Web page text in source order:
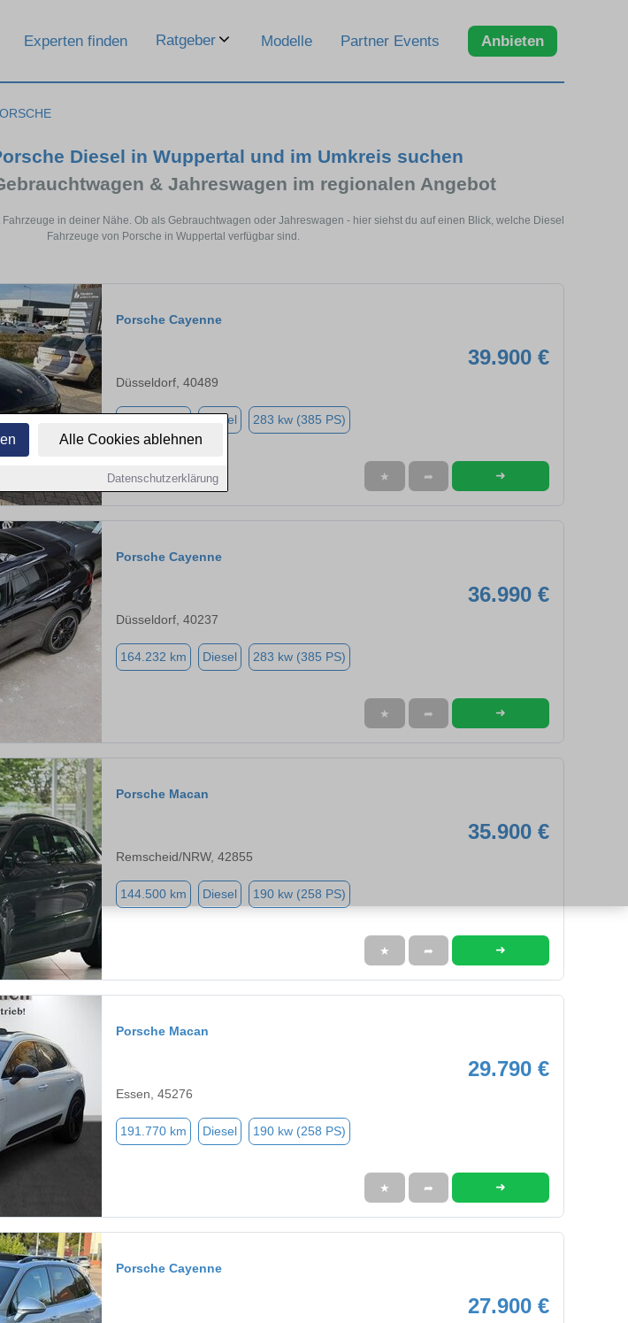
Alle Cookies ablehnen
Datenschutzerklärung
Experten finden Ratgeber Modelle Partner Events Anbieten
Diesel in Wuppertal und im Umkreis suchen
& Jahreswagen im regionalen Angebot
in deiner Nähe. Ob als Gebrauchtwagen oder Jahreswagen - hier siehst du auf einen Blick, welche Diesel
Fahrzeuge von Porsche in Wuppertal verfügbar sind.
Porsche Cayenne
39.900 €
Düsseldorf, 40489
Diesel 283 kw (385 PS)
★ ➦ ➜
Porsche Cayenne
36.990 €
Düsseldorf, 40237
164.232 km Diesel 283 kw (385 PS)
★ ➦ ➜
Porsche Macan
35.900 €
Remscheid/NRW, 42855
144.500 km Diesel 190 kw (258 PS)
★ ➦ ➜
Porsche Macan
29.790 €
Essen, 45276
191.770 km Diesel 190 kw (258 PS)
★ ➦ ➜
Porsche Cayenne
27.900 €